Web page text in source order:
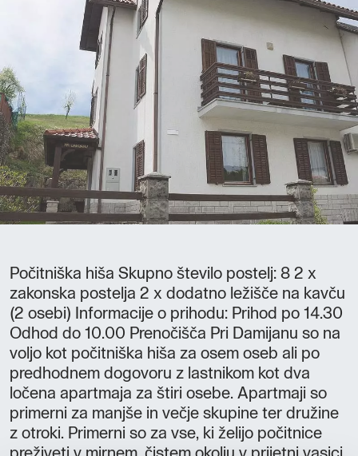
Počitniška hiša Skupno število postelj: 8 2 x
zakonska postelja 2 x dodatno ležišče na kavču
(2 osebi) Informacije o prihodu: Prihod po 14.30
Odhod do 10.00 Prenočišča Pri Damijanu so na
voljo kot počitniška hiša za osem oseb ali po
predhodnem dogovoru z lastnikom kot dva
ločena apartmaja za štiri osebe. Apartmaji so
primerni za manjše in večje skupine ter družine
z otroki. Primerni so za vse, ki želijo počitnice